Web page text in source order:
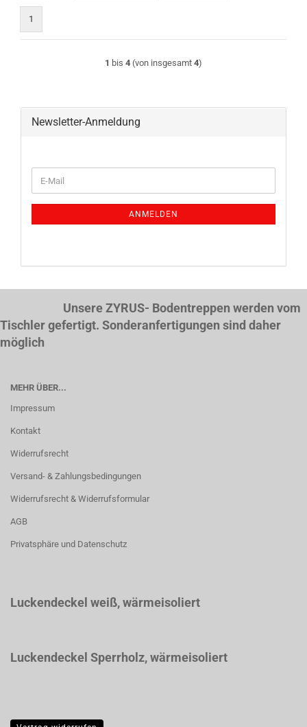
1
1 bis 4 (von insgesamt 4)
Newsletter-Anmeldung
ZUR
E-
Mail
ANMELDEN
Unsere ZYRUS- Bodentreppen werden vom
Tischler gefertigt. Sonderanfertigungen sind daher
möglich
MEHR ÜBER...
Impressum
Kontakt
Widerrufsrecht
Versand- & Zahlungsbedingungen
Widerrufsrecht & Widerrufsformular
AGB
Privatsphäre und Datenschutz
Luckendeckel weiß, wärmeisoliert
Luckendeckel Sperrholz, wärmeisoliert